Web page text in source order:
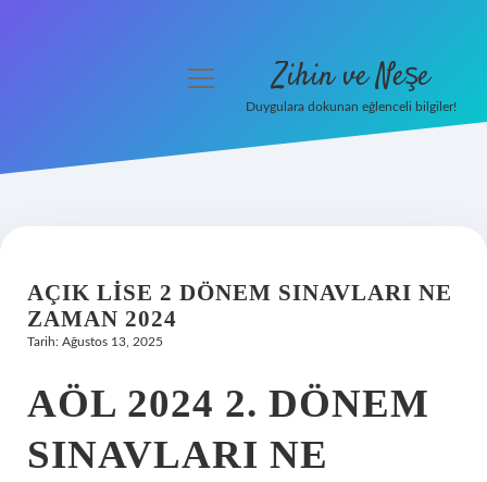
Hakkımızda
menüyü
Zihin ve Neşe
Duygulara dokunan eğlenceli bilgiler!
AÇIK LISE 2 DÖNEM SINAVLARI NE
ZAMAN 2024
Tarih: Ağustos 13, 2025
AÖL 2024 2. DÖNEM
SINAVLARI NE